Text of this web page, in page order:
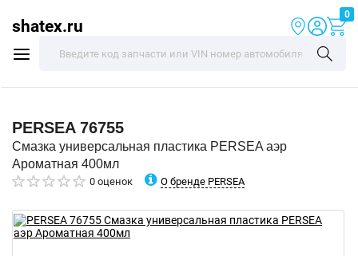
shatex.ru
0
PERSEA 76755
Смазка универсальная пластика PERSEA аэр
Ароматная 400мл
0 оценок О бренде PERSEA